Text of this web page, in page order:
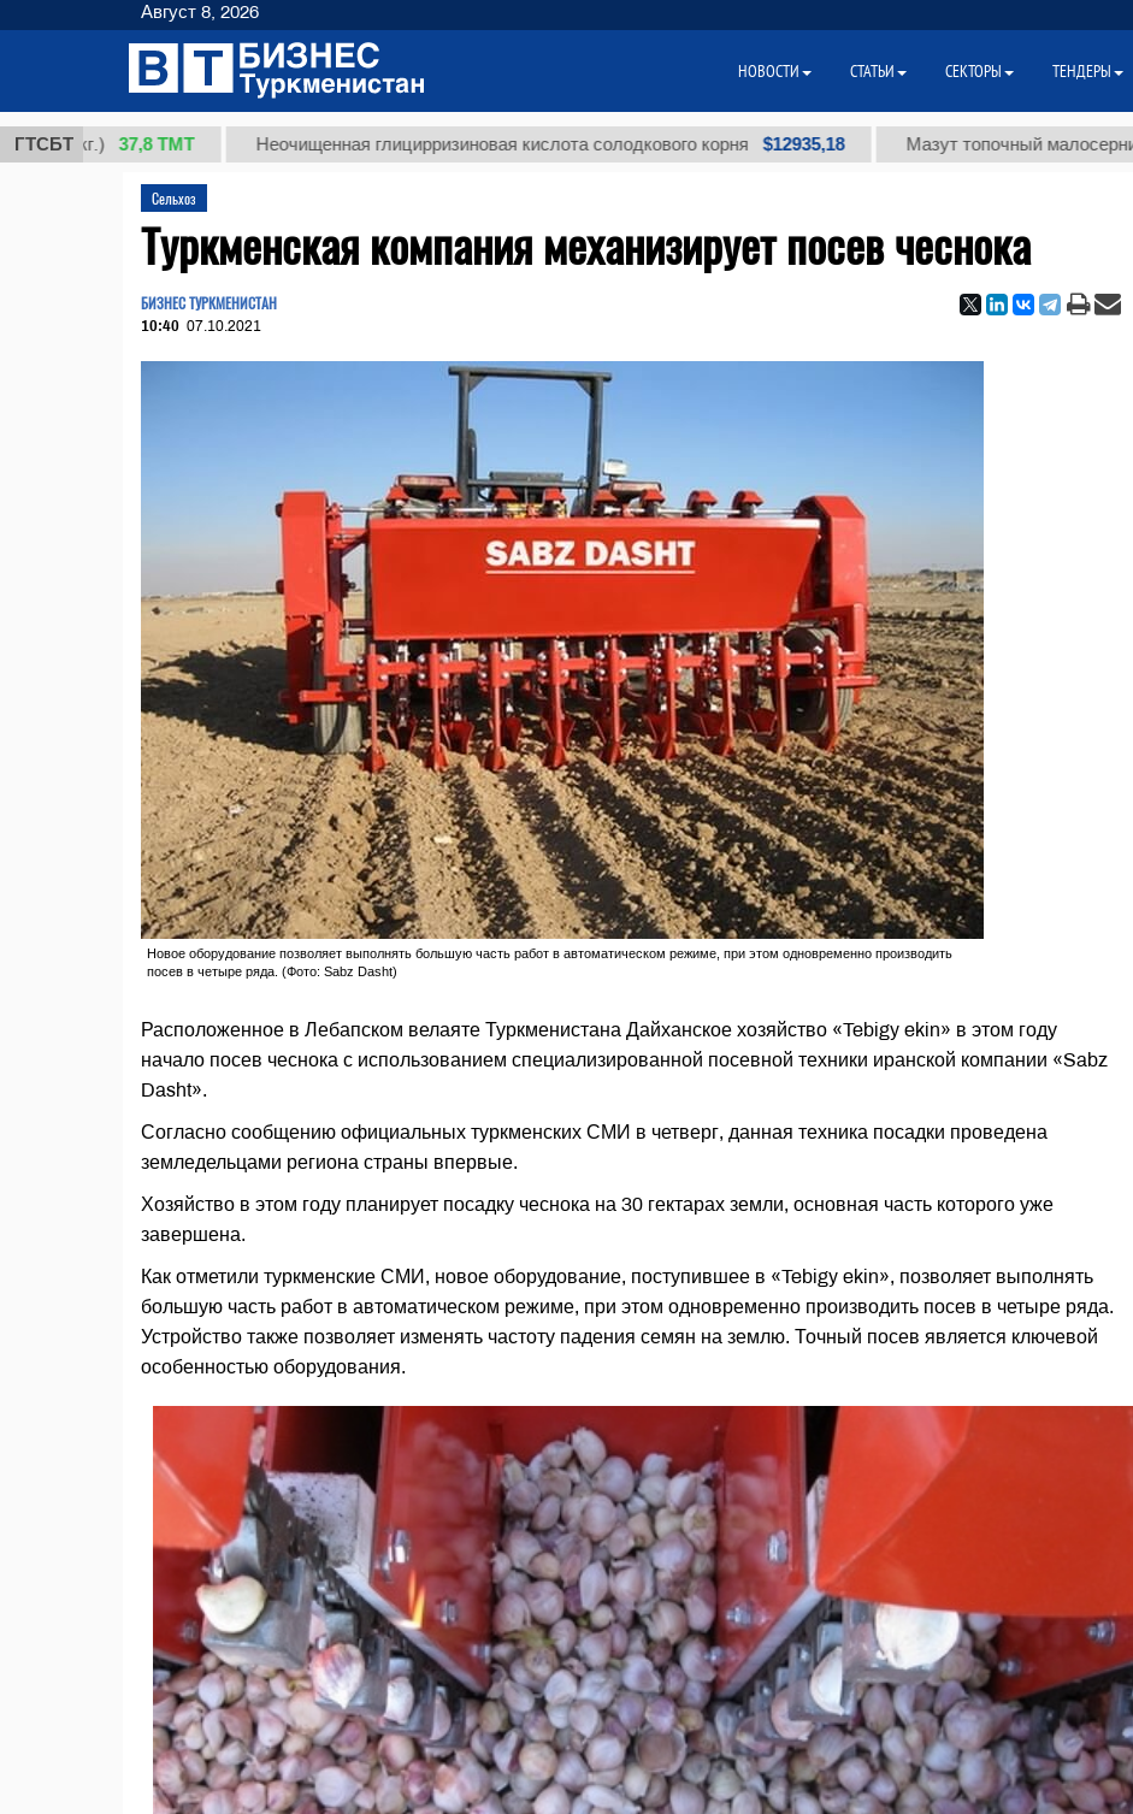
ГТСБТ
37,8 ТМТ Неочищенная глицирризиновая кислота солодкового корня $12935,18 Мазут топочный малосернистый (т.)
Сельхоз
Туркменская компания механизирует посев чеснока
БИЗНЕС ТУРКМЕНИСТАН
10:40 07.10.2021
Новое оборудование позволяет выполнять большую часть работ в автоматическом режиме, при этом одновременно производить
посев в четыре ряда. (Фото: Sabz Dasht)
Расположенное в Лебапском велаяте Туркменистана Дайханское хозяйство «Tebigy ekin» в этом году
начало посев чеснока с использованием специализированной посевной техники иранской компании «Sabz
Dasht».
Согласно сообщению официальных туркменских СМИ в четверг, данная техника посадки проведена
земледельцами региона страны впервые.
Хозяйство в этом году планирует посадку чеснока на 30 гектарах земли, основная часть которого уже
завершена.
Как отметили туркменские СМИ, новое оборудование, поступившее в «Tebigy ekin», позволяет выполнять
большую часть работ в автоматическом режиме, при этом одновременно производить посев в четыре ряда.
Устройство также позволяет изменять частоту падения семян на землю. Точный посев является ключевой
особенностью оборудования.
Август 8, 2026
НОВОСТИ СТАТЬИ СЕКТОРЫ ТЕНДЕРЫ